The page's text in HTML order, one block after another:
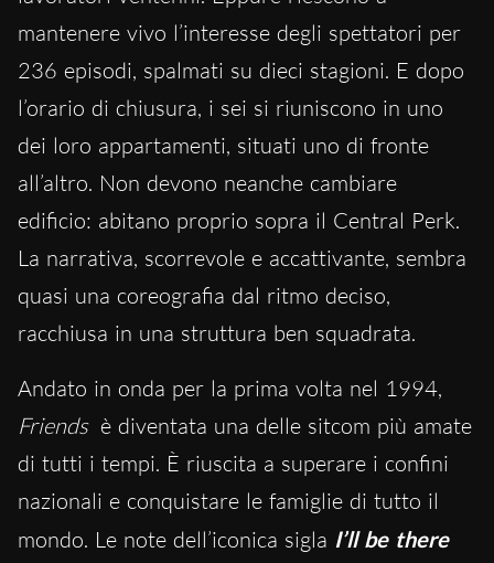
mantenere vivo l’interesse degli spettatori per
236 episodi, spalmati su dieci stagioni. E dopo
l’orario di chiusura, i sei si riuniscono in uno
dei loro appartamenti, situati uno di fronte
all’altro. Non devono neanche cambiare
edificio: abitano proprio sopra il Central Perk.
La narrativa, scorrevole e accattivante, sembra
quasi una coreografia dal ritmo deciso,
racchiusa in una struttura ben squadrata.
Andato in onda per la prima volta nel 1994,
Friends è diventata una delle sitcom più amate
di tutti i tempi. È riuscita a superare i confini
nazionali e conquistare le famiglie di tutto il
mondo. Le note dell’iconica sigla I’ll be there